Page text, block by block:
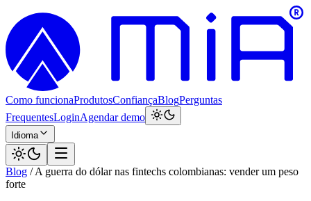
Como funcionaProdutosConfiançaBlogPerguntas
FrequentesLoginAgendar demo
Idioma
Blog /A guerra do dólar nas fintechs colombianas: vender um peso
forte